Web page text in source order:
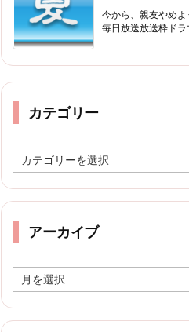
今から、親友やめ
毎日放送放送枠ドラ
カテゴリー
テ
リ
アーカイブ
ー
イ